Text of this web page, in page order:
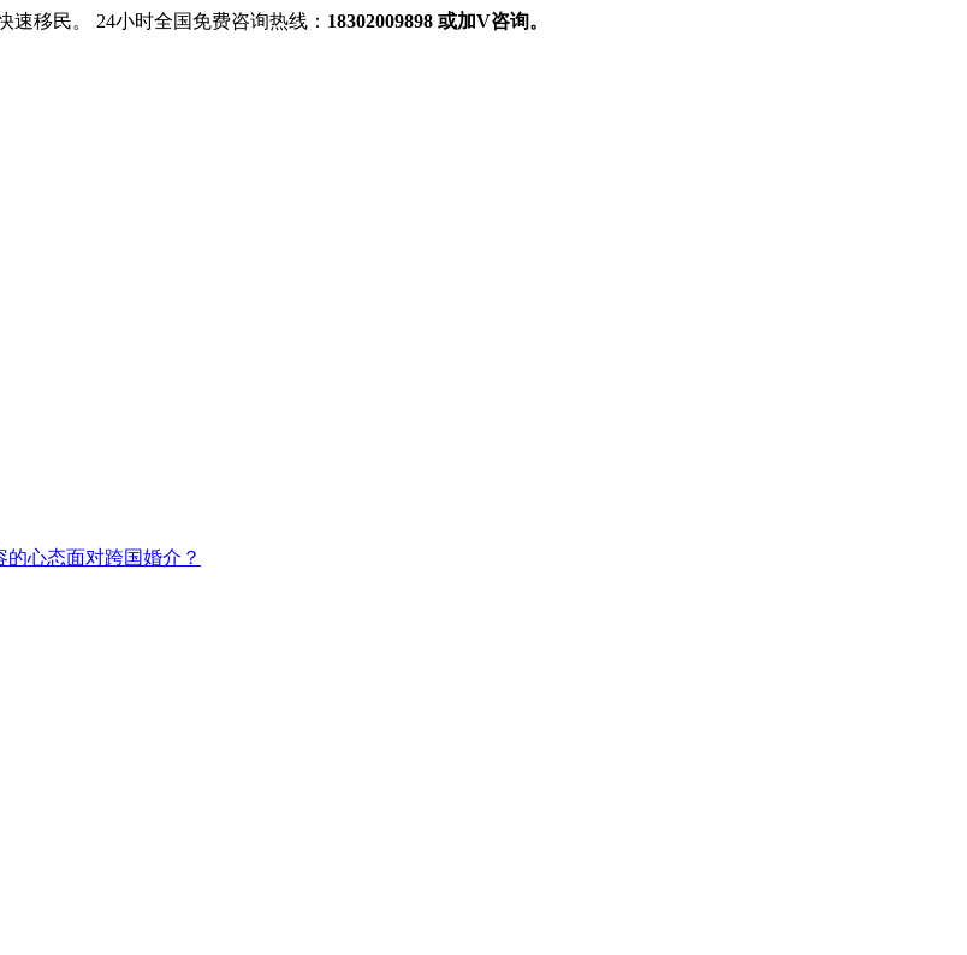
速移民。 24小时全国免费咨询热线： 18302009898 或加V咨询。
心态面对跨国婚介？